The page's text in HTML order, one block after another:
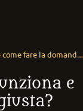
Oracolo Sì o No: come funziona e come fare la domanda giusta?
e